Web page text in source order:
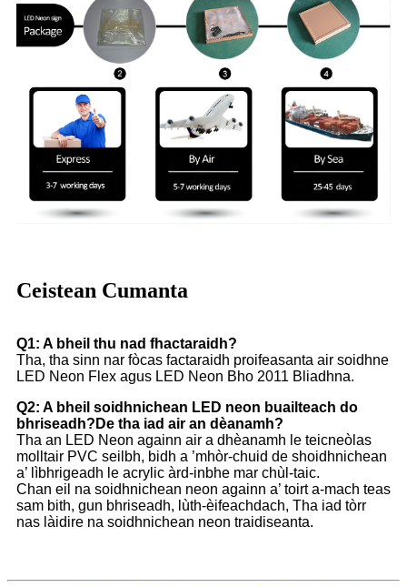
Ceistean Cumanta
Q1: A bheil thu nad fhactaraidh?
Tha, tha sinn nar fòcas factaraidh proifeasanta air soidhne
LED Neon Flex agus LED Neon Bho 2011 Bliadhna.
Q2: A bheil soidhnichean LED neon buailteach do
bhriseadh?De tha iad air an dèanamh?
Tha an LED Neon againn air a dhèanamh le teicneòlas
molltair PVC seilbh, bidh a ’mhòr-chuid de shoidhnichean
a’ lìbhrigeadh le acrylic àrd-inbhe mar chùl-taic.
Chan eil na soidhnichean neon againn a’ toirt a-mach teas
sam bith, gun bhriseadh, lùth-èifeachdach, Tha iad tòrr
nas làidire na soidhnichean neon traidiseanta.